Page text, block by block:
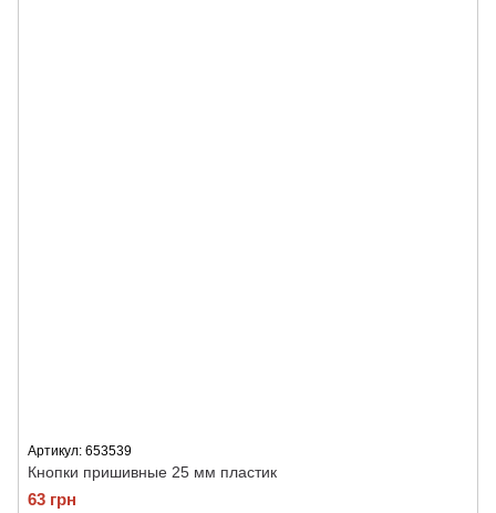
Артикул: 653539
Кнопки пришивные 25 мм пластик
63 грн